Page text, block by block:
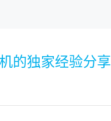
的独家经验分享​